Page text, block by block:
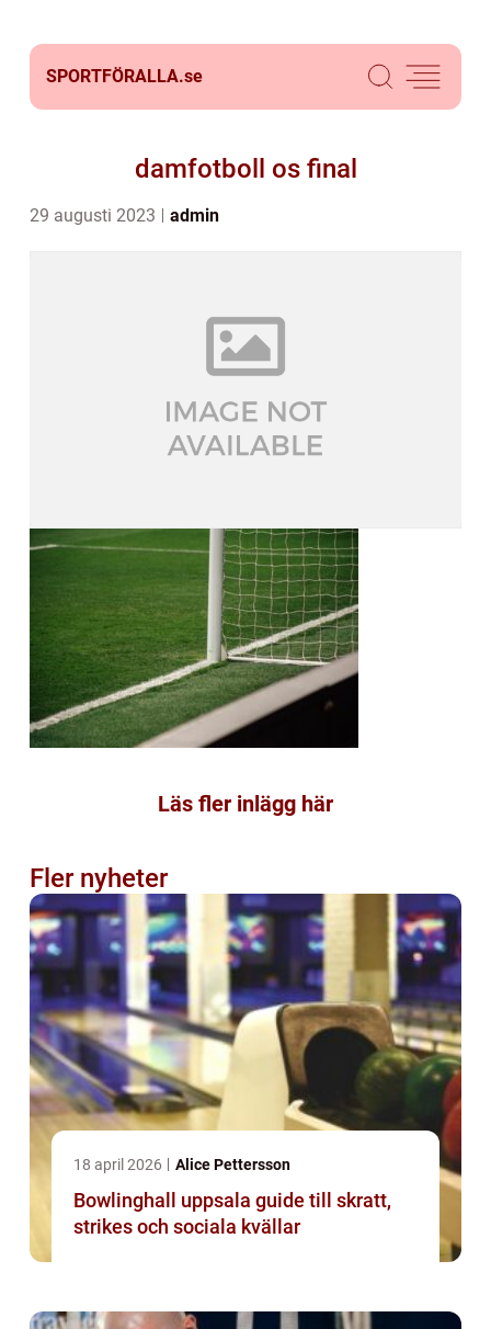
SPORTFÖRALLA.se
damfotboll os final
29 augusti 2023 admin
Läs fler inlägg här
Fler nyheter
18 april 2026 Alice Pettersson
Bowlinghall uppsala guide till skratt,
strikes och sociala kvällar